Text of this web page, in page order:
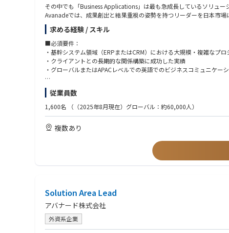
・組織成長を牽引するミッション
-マネージャー層を束ね、次世代リーダー育成やチーム拡大にも寄与
・多様な業界×技術領域へのアプローチ
-通信/製造/金融/小売など多様なクライアントを対象に、DX構想/AI/
その中でも「Business Applications」は最も急成長しているソリュー
Avanadeでは、成果創出と結果重視の姿勢を持つリーダーを日本市
本ポジションは、日本市場におけるBusiness Applications領域の統括
・Dynamics 365 CE（CRM）および関連アプリケーション
・Dynamics 365 F&O（ERP）
・Power Platform
日本市場の営業・収益・財務目標の達成に向けた戦略立案と実行、
■主な業務内容
・戦略・事業開発
MicrosoftおよびAccenture Microsoft Business Groupとの連携による
エグゼクティブレベルでのクライアント対応と満足度向上
プロジェクトの成功事例の創出と展開
デリバリーリードとの連携による課題解決と成果最大化
求める経験 / スキル
■必須要件：
・基幹システム領域（ERPまたはCRM）における大規模・複雑なプ
・クライアントとの長期的な関係構築に成功した実績
・グローバルまたはAPACレベルでの英語でのビジネスコミュニケー
※Microsoft技術知見をお持ちでなくとも、オンプレミスのERP製品や
語り、クライアントの経営・IT課題の本質に踏み込み価値を訴求でき
・Microsoft Dynamics ERP・CRMの導入経験
・MicrosoftやAccentureなどの大手パートナーとの協業経験
・組織およびビジネスのトランスフォーメーションのスピード感に応
・業界でのプレゼンスを高めるための発信力に興味関心のある方
従業員数
1,600名 （（2025年8月現在）グローバル：約60,000人）
複数あり
Solution Area Lead
アバナード株式会社
外資系企業